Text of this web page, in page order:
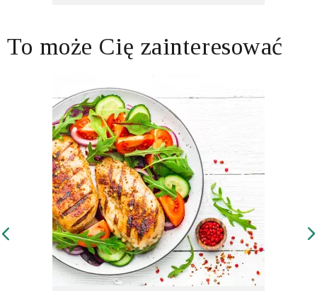
To może Cię zainteresować